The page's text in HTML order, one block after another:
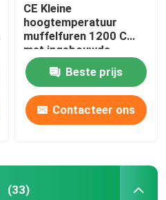
CE Kleine
hoogtemperatuur
muffelfuren 1200 C
met ingebouwde
verwarmingsdraad
Beste prijs
Contacteer ons
(33)